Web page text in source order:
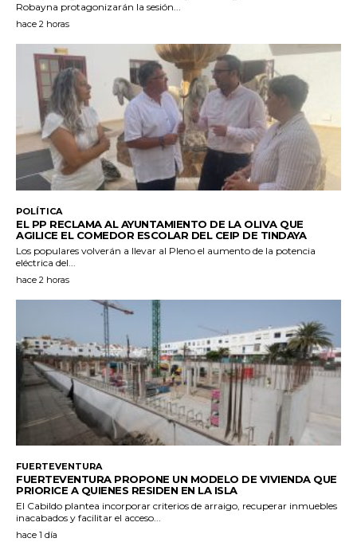
Robayna protagonizarán la sesión...
hace 2 horas
POLÍTICA
EL PP RECLAMA AL AYUNTAMIENTO DE LA OLIVA QUE
AGILICE EL COMEDOR ESCOLAR DEL CEIP DE TINDAYA
Los populares volverán a llevar al Pleno el aumento de la potencia
eléctrica del...
hace 2 horas
FUERTEVENTURA
FUERTEVENTURA PROPONE UN MODELO DE VIVIENDA QUE
PRIORICE A QUIENES RESIDEN EN LA ISLA
El Cabildo plantea incorporar criterios de arraigo, recuperar inmuebles
inacabados y facilitar el acceso...
hace 1 día